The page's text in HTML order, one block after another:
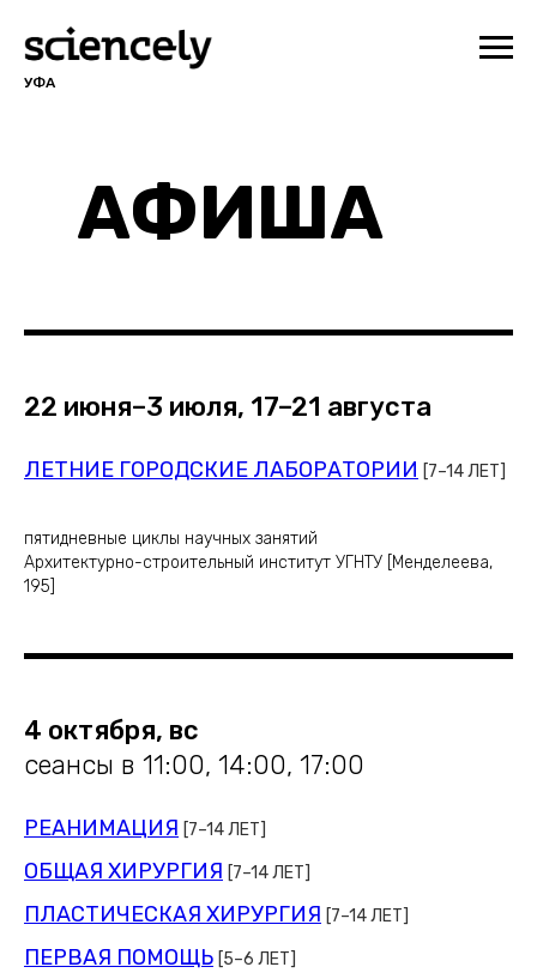
УФА
АФИША
22 июня–3 июля, 17–21 августа
ЛЕТНИЕ ГОРОДСКИЕ ЛАБОРАТОРИИ [7–14 ЛЕТ]
пятидневные циклы научных занятий
Архитектурно-строительный институт УГНТУ [Менделеева,
195]
4 октября, вс
сеансы в 11:00, 14:00, 17:00
РЕАНИМАЦИЯ [7–14 ЛЕТ]
ОБЩАЯ ХИРУРГИЯ [7–14 ЛЕТ]
ПЛАСТИЧЕСКАЯ ХИРУРГИЯ [7–14 ЛЕТ]
ПЕРВАЯ ПОМОЩЬ [5–6 ЛЕТ]